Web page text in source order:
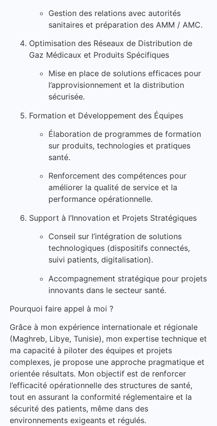
Gestion des relations avec autorités
sanitaires et préparation des AMM / AMC.
Optimisation des Réseaux de Distribution de
Gaz Médicaux et Produits Spécifiques
Mise en place de solutions efficaces pour
l’approvisionnement et la distribution
sécurisée.
Formation et Développement des Équipes
Élaboration de programmes de formation
sur produits, technologies et pratiques
santé.
Renforcement des compétences pour
améliorer la qualité de service et la
performance opérationnelle.
Support à l’Innovation et Projets Stratégiques
Conseil sur l’intégration de solutions
technologiques (dispositifs connectés,
suivi patients, digitalisation).
Accompagnement stratégique pour projets
innovants dans le secteur santé.
Pourquoi faire appel à moi ?
Grâce à mon expérience internationale et régionale
(Maghreb, Libye, Tunisie), mon expertise technique et
ma capacité à piloter des équipes et projets
complexes, je propose une approche pragmatique et
orientée résultats. Mon objectif est de renforcer
l’efficacité opérationnelle des structures de santé,
tout en assurant la conformité réglementaire et la
sécurité des patients, même dans des
environnements exigeants et régulés.